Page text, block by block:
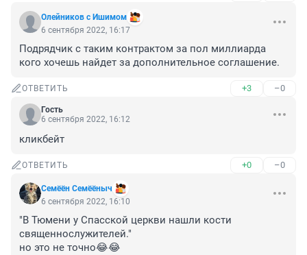
Олейников с Ишимом
6 сентября 2022, 16:17
Подрядчик с таким контрактом за пол миллиарда
кого хочешь найдет за дополнительное соглашение.
ОТВЕТИТЬ +3 –0
Гость
6 сентября 2022, 16:12
кликбейт
ОТВЕТИТЬ +0 –0
Семёён Семёёныч
6 сентября 2022, 16:10
"В Тюмени у Спасской церкви нашли кости
священнослужителей."
но это не точно😂😂